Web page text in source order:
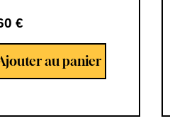
€
au panier